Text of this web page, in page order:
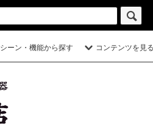
シーン・機能から探す コンテンツを見る